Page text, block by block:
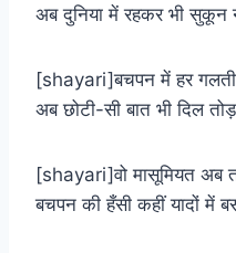
अब दुनिया में रहकर भी सुकून
[shayari]बचपन में हर गलती
अब छोटी-सी बात भी दिल
[shayari]वो मासूमियत अब
बचपन की हँसी कहीं यादों में